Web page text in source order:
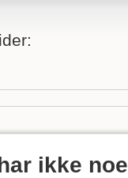
ikke